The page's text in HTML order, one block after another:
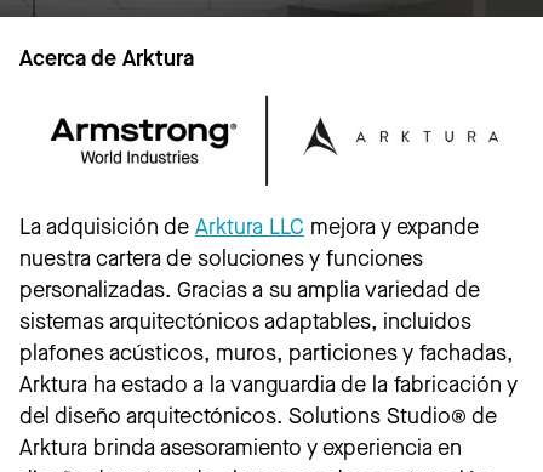
Acerca de Arktura
La adquisición de Arktura LLC mejora y expande
nuestra cartera de soluciones y funciones
personalizadas. Gracias a su amplia variedad de
sistemas arquitectónicos adaptables, incluidos
plafones acústicos, muros, particiones y fachadas,
Arktura ha estado a la vanguardia de la fabricación y
del diseño arquitectónicos. Solutions Studio® de
Arktura brinda asesoramiento y experiencia en